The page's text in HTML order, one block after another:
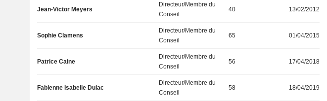
Jean-Victor Meyers
Directeur/Membre du
Conseil
40 13/02/2012
Sophie Clamens
Directeur/Membre du
Conseil
65 01/04/2015
Patrice Caine
Directeur/Membre du
Conseil
56 17/04/2018
Fabienne Isabelle Dulac
Directeur/Membre du
Conseil
58 18/04/2019